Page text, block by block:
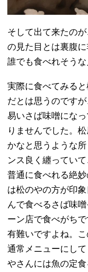
そして出て来たの
の見た目とは裏腹
誰でも食べれそうな
実際に食べてみる
だとは思うのです
易いさば味噌にな
りませんでした。
かなと思うような
ンス良く纏ってい
普通に食べれる絶
は松のやの方が印
んで食べるさば味
ーン店で食べがち
有難いですよね。
通常メニューにし
やさんには魚の定